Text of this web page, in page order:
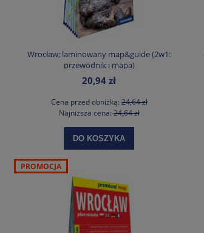
Wrocław; laminowany map&guide (2w1:
przewodnik i mapa)
20,94 zł
Cena przed obniżką:24,64 zł
Najniższa cena:24,64 zł
DO KOSZYKA
PROMOCJA